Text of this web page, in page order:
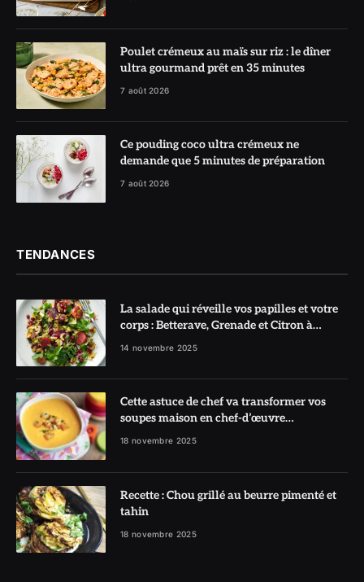
Poulet crémeux au maïs sur riz : le dîner
ultra gourmand prêt en 35 minutes
7 août 2026
Ce pouding coco ultra crémeux ne
demande que 5 minutes de préparation
7 août 2026
TENDANCES
La salade qui réveille vos papilles et votre
corps : Betterave, Grenade et Citron à
l’honneur
14 novembre 2025
Cette astuce de chef va transformer vos
soupes maison en chef-d’œuvre
réconfortant
18 novembre 2025
Recette : Chou grillé au beurre pimenté et
tahin
18 novembre 2025